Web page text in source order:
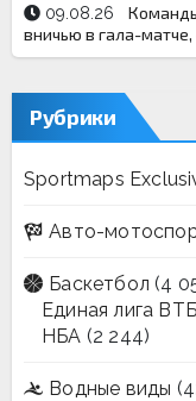
09.08.26
вничью в гала-
Рубрики
Sportmaps
Авто-
Баскетбол (4
Единая лига ВТБ
НБА (2 244)
Водные виды